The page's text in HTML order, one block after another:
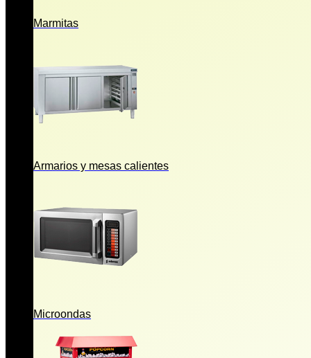
Marmitas
Armarios y mesas calientes
Microondas